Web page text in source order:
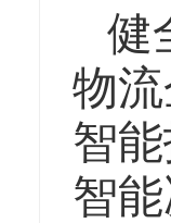
健
物
智
智